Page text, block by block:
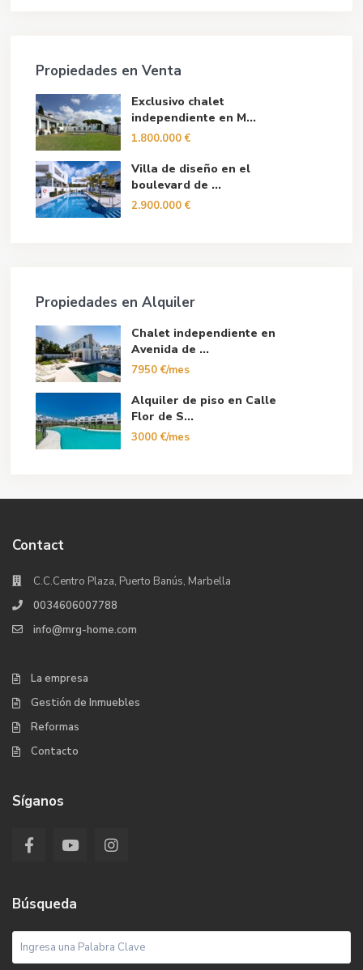
Propiedades en Venta
Exclusivo chalet
independiente en M...
1.800.000 €
Villa de diseño en el
boulevard de ...
2.900.000 €
Propiedades en Alquiler
Chalet independiente en
Avenida de ...
7950 €/mes
Alquiler de piso en Calle
Flor de S...
3000 €/mes
Contact
C.C.Centro Plaza, Puerto Banús, Marbella
0034606007788
info@mrg-home.com
La empresa
Gestión de Inmuebles
Reformas
Contacto
Síganos
Búsqueda